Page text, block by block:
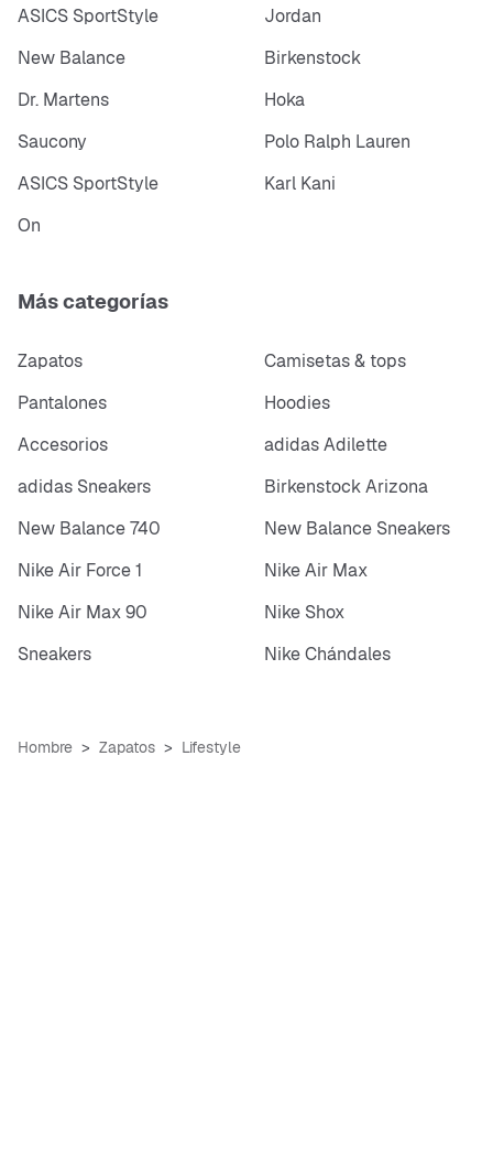
ASICS SportStyle
Jordan
New Balance
Birkenstock
Dr. Martens
Hoka
Saucony
Polo Ralph Lauren
ASICS SportStyle
Karl Kani
On
Más categorías
Zapatos
Camisetas & tops
Pantalones
Hoodies
Accesorios
adidas Adilette
adidas Sneakers
Birkenstock Arizona
New Balance 740
New Balance Sneakers
Nike Air Force 1
Nike Air Max
Nike Air Max 90
Nike Shox
Sneakers
Nike Chándales
Hombre Zapatos Lifestyle